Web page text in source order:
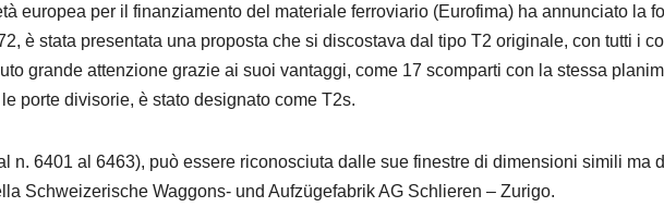
europea per il finanziamento del materiale ferroviario (Eurofima) ha annunciato la
è stata presentata una proposta che si discostava dal tipo T2 originale, con tutti i
grande attenzione grazie ai suoi vantaggi, come 17 scomparti con la stessa
porte divisorie, è stato designato come T2s.
n. 6401 al 6463), può essere riconosciuta dalle sue finestre di dimensioni simili ma
Schweizerische Waggons- und Aufzügefabrik AG Schlieren – Zurigo.